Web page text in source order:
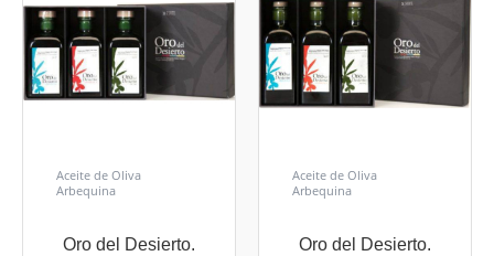
Aceite de Oliva
Arbequina
Oro del Desierto.
Aceite de Oliva
Arbequina
Oro del Desierto.